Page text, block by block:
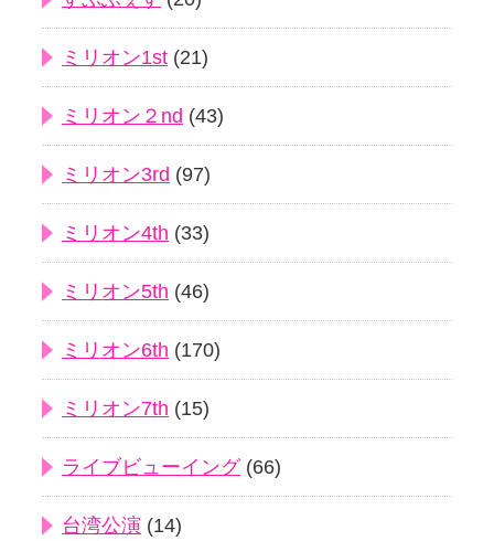
ミリオン1st (21)
ミリオン２nd (43)
ミリオン3rd (97)
ミリオン4th (33)
ミリオン5th (46)
ミリオン6th (170)
ミリオン7th (15)
ライブビューイング(66)
台湾公演 (14)